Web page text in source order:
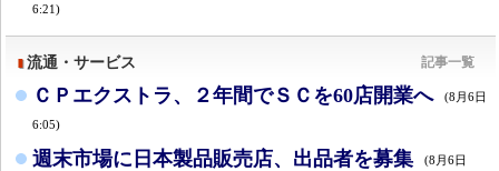
6:21)
流通・サービス 記事一覧
ＣＰエクストラ、２年間でＳＣを60店開業へ (8月6日
6:05)
週末市場に日本製品販売店、出品者を募集 (8月6日